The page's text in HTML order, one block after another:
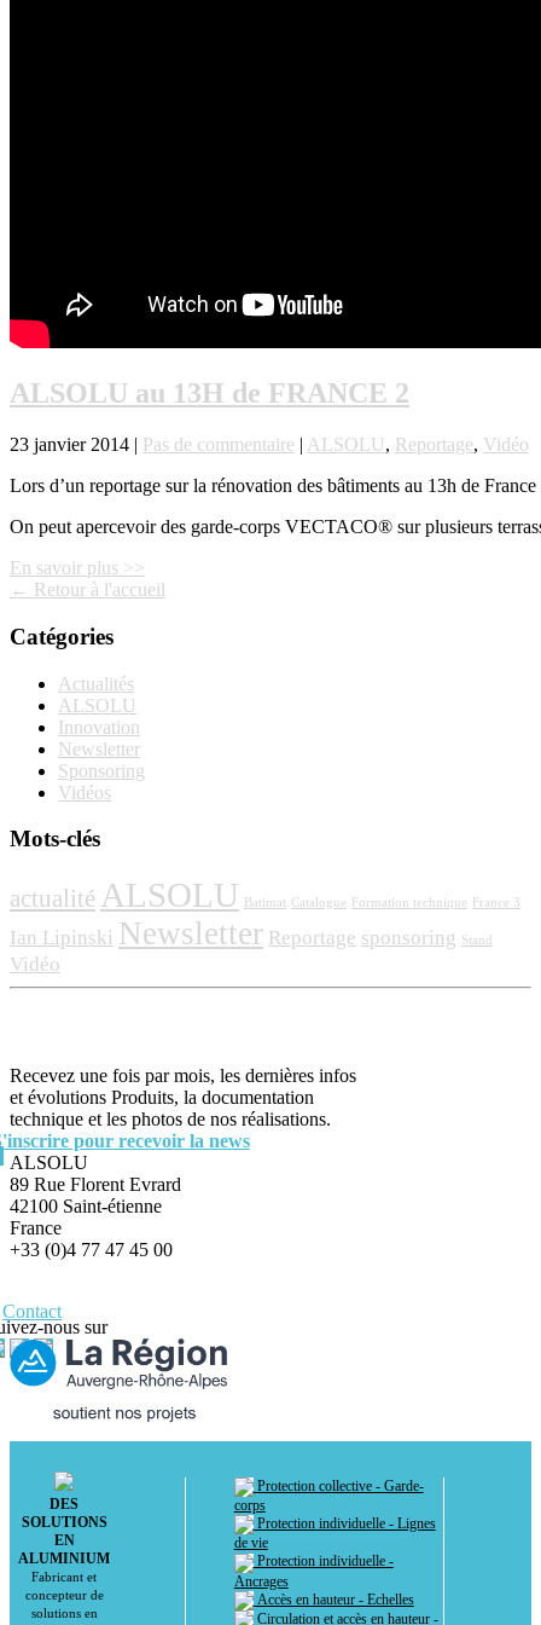
ALSOLU au 13H de FRANCE 2
23 janvier 2014 | Pas de commentaire | ALSOLU, Reportage, Vidéo
Lors d’un reportage sur la rénovation des bâtiments au 13h de
On peut apercevoir des garde-corps VECTACO® sur plusieurs
En savoir plus >>
← Retour à l'accueil
Catégories
Actualités
ALSOLU
Innovation
Newsletter
Sponsoring
Vidéos
Mots-clés
actualité ALSOLU Batimat Catalogue Formation technique France 3
Ian Lipinski Newsletter Reportage sponsoring Stand
Vidéo
Recevez une fois par mois, les dernières infos
et évolutions Produits, la documentation
technique et les photos de nos réalisations.
pour recevoir la news
ALSOLU
89 Rue Florent Evrard
42100 Saint-étienne
France
+33 (0)4 77 47 45 00
Contact
nous sur
DES
SOLUTIONS
EN
ALUMINIUM
Fabricant et
concepteur de
solutions en
Protection collective - Garde-
corps
Protection individuelle - Lignes
de vie
Protection individuelle -
Ancrages
Accès en hauteur - Echelles
Circulation et accès en hauteur -